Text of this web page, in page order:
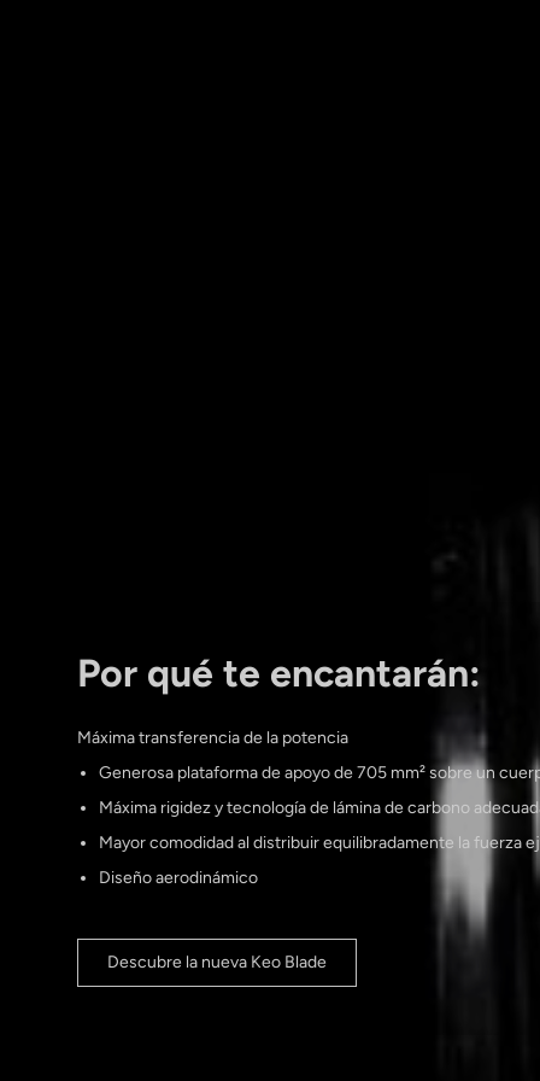
Por qué te encantarán:
Máxima transferencia de la potencia
Generosa plataforma de apoyo de 705 mm² sobre un
Máxima rigidez y tecnología de lámina de carbono
Mayor comodidad al distribuir equilibradamente la fuerza
Diseño aerodinámico
Descubre la nueva Keo Blade